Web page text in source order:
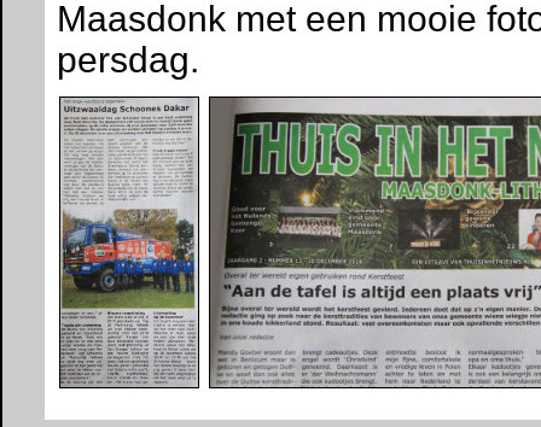
Maasdonk met een mooie
persdag.